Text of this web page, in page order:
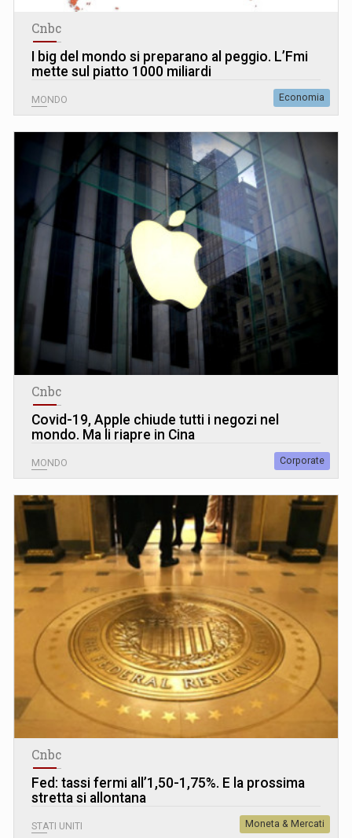
Cnbc
I big del mondo si preparano al peggio. L’Fmi
mette sul piatto 1000 miliardi
MONDO Economia
Cnbc
Covid-19, Apple chiude tutti i negozi nel
mondo. Ma li riapre in Cina
MONDO Corporate
Cnbc
Fed: tassi fermi all’1,50-1,75%. E la prossima
stretta si allontana
STATI UNITI Moneta & Mercati